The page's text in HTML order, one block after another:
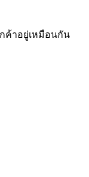
กค้าอยู่เหมือนกัน